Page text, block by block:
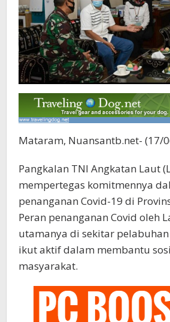
Mataram, Nuansantb.net- (17/
Pangkalan TNI Angkatan Laut
mempertegas komitmennya
penanganan Covid-19 di
Peran penanganan Covid oleh
utamanya di sekitar
ikut aktif dalam membantu
masyarakat.